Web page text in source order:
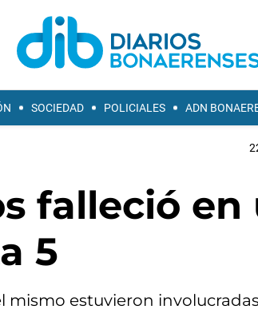
SOCIEDAD POLICIALES ADN
falleció en
5
mismo estuvieron